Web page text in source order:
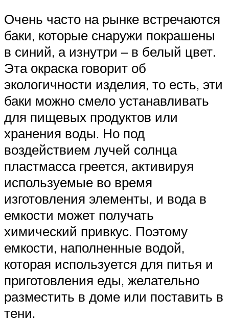
Очень часто на рынке встречаются
баки, которые снаружи покрашены
в синий, а изнутри – в белый цвет.
Эта окраска говорит об
экологичности изделия, то есть, эти
баки можно смело устанавливать
для пищевых продуктов или
хранения воды. Но под
воздействием лучей солнца
пластмасса греется, активируя
используемые во время
изготовления элементы, и вода в
емкости может получать
химический привкус. Поэтому
емкости, наполненные водой,
которая используется для питья и
приготовления еды, желательно
разместить в доме или поставить в
тени.